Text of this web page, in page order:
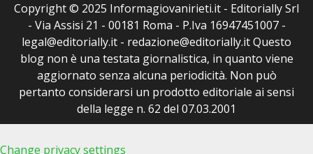
Copyright © 2025 Informagiovanirieti.it - Editorially Srl
- Via Assisi 21 - 00181 Roma - P.Iva 16947451007 -
legal@editorially.it - redazione@editorially.it Questo
blog non è una testata giornalistica, in quanto viene
aggiornato senza alcuna periodicità. Non può
pertanto considerarsi un prodotto editoriale ai sensi
della legge n. 62 del 07.03.2001
Change privacy settings